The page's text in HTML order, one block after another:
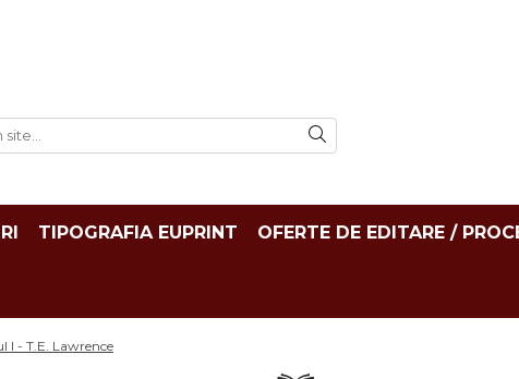
TIPOGRAFIA EUPRINT OFERTE DE EDITARE /
I - T.E. Lawrence